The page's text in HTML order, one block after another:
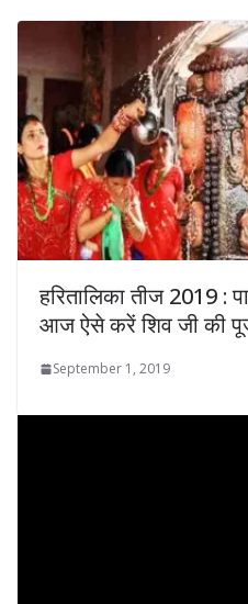
हरितालिका तीज 2019 :
आज ऐसे करें शिव जी की
September 1, 2019